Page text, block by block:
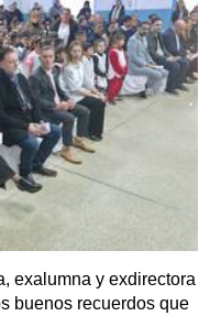
exalumna y exdirectora
buenos recuerdos que